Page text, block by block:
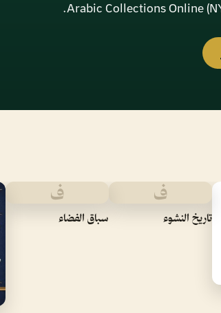
ف
تاريخ النشوء
ف
سباق الفضاء